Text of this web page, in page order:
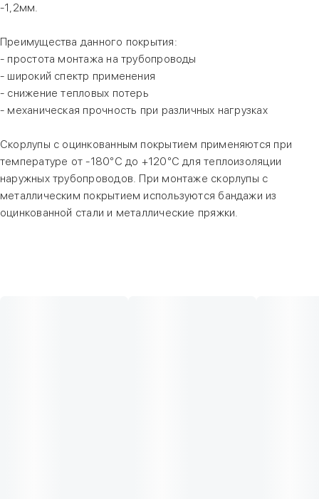
-1,2мм.
Преимущества данного покрытия:
- простота монтажа на трубопроводы
- широкий спектр применения
- снижение тепловых потерь
- механическая прочность при различных нагрузках
Скорлупы с оцинкованным покрытием применяются при
температуре от -180°С до +120°С для теплоизоляции
наружных трубопроводов. При монтаже скорлупы с
металлическим покрытием используются бандажи из
оцинкованной стали и металлические пряжки.